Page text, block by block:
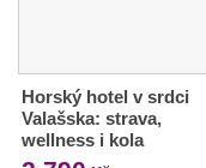
Horský hotel v srdci
Valašska: strava,
wellness i kola